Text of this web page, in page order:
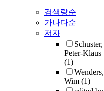
검색량순
가나다순
저자
Schuster,
Peter-Klaus
(1)
Wenders,
Wim (1)